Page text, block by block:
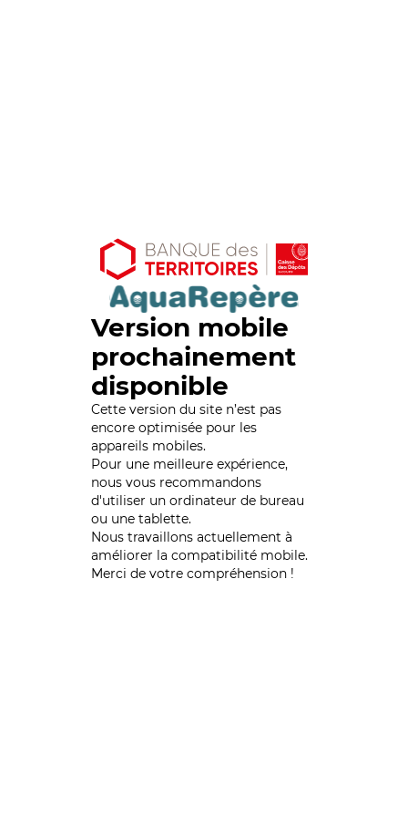
Version mobile
prochainement
disponible
Cette version du site n’est pas
encore optimisée pour les
appareils mobiles.
Pour une meilleure expérience,
nous vous recommandons
d'utiliser un ordinateur de bureau
ou une tablette.
Nous travaillons actuellement à
améliorer la compatibilité mobile.
Merci de votre compréhension !